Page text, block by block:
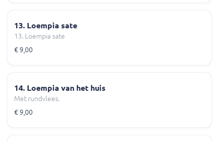
13. Loempia sate
13. Loempia sate
€ 9,00
14. Loempia van het huis
Met rundvlees.
€ 9,00